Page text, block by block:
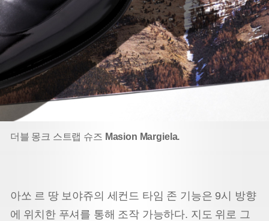
더블 몽크 스트랩 슈즈 Masion Margiela.
아쏘 르 땅 보야쥬의 세컨드 타임 존 기능은 9시 방향
에 위치한 푸셔를 통해 조작 가능하다. 지도 위로 그